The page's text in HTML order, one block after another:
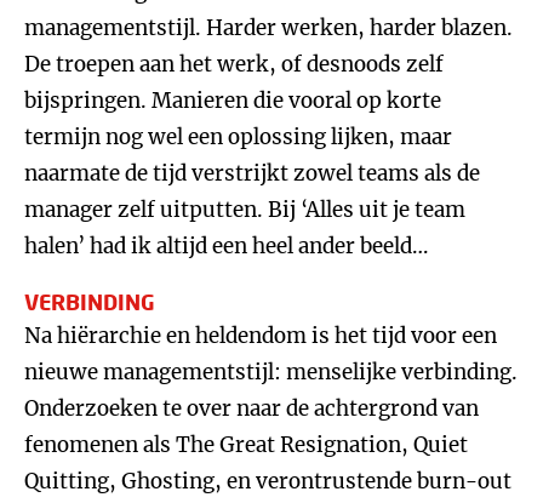
managementstijl. Harder werken, harder blazen.
De troepen aan het werk, of desnoods zelf
bijspringen. Manieren die vooral op korte
termijn nog wel een oplossing lijken, maar
naarmate de tijd verstrijkt zowel teams als de
manager zelf uitputten. Bij ‘Alles uit je team
halen’ had ik altijd een heel ander beeld…
VERBINDING
Na hiërarchie en heldendom is het tijd voor een
nieuwe managementstijl: menselijke verbinding.
Onderzoeken te over naar de achtergrond van
fenomenen als The Great Resignation, Quiet
Quitting, Ghosting, en verontrustende burn-out